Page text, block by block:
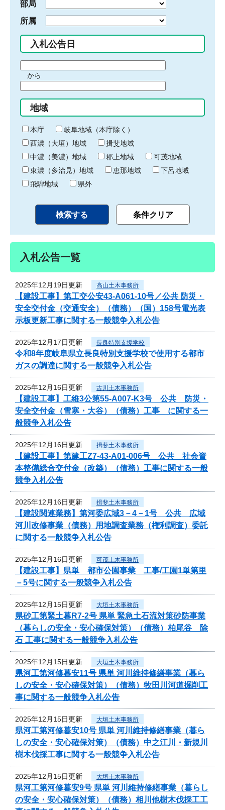
部局
所属
入札公告日
間
始
り
から
間
終
わ
り
地域
本庁
岐阜地域（本庁除く）
西濃（大垣）地域
揖斐地域
中濃（美濃）地域
郡上地域
可茂地域
東濃（多治見）地域
恵那地域
下呂地域
飛騨地域
県外
入札公告一覧
2025年12月19日更新 高山土木事務所
【建設工事】第工交公安43-A061-10号／公共 防災・
安全交付金（交通安全）（債務）（国）158号電光表
示板更新工事に関する一般競争入札公告
2025年12月17日更新 長良特別支援学校
令和8年度岐阜県立長良特別支援学校で使用する都市
ガスの調達に関する一般競争入札公告
2025年12月16日更新 古川土木事務所
【建設工事】工維3公第55-A007-K3号 公共 防災・
安全交付金（雪寒・大谷）（債務）工事 に関する一
般競争入札公告
2025年12月16日更新 揖斐土木事務所
【建設工事】第建工Z7-43-A01-006号 公共 社会資
本整備総合交付金（改築）（債務）工事に関する一般
競争入札公告
2025年12月16日更新 揖斐土木事務所
【建設関連業務】第河委広域3－4－1号 公共 広域
河川改修事業（債務）用地調査業務（権利調査）委託
に関する一般競争入札公告
2025年12月16日更新 可茂土木事務所
【建設工事】県単 都市公園事業 工事/工園1単第里
－5号に関する一般競争入札公告
2025年12月15日更新 大垣土木事務所
県砂工第緊土暮R7-2号 県単 緊急土石流対策砂防事業
（暮らしの安全・安心確保対策）（債務）柏尾谷 除
石 工事に関する一般競争入札公告
2025年12月15日更新 大垣土木事務所
県河工第河修暮安11号 県単 河川維持修繕事業（暮ら
しの安全・安心確保対策）（債務）牧田川河道掘削工
事に関する一般競争入札公告
2025年12月15日更新 大垣土木事務所
県河工第河修暮安10号 県単 河川維持修繕事業（暮ら
しの安全・安心確保対策）（債務）中之江川・新規川
樹木伐採工事に関する一般競争入札公告
2025年12月15日更新 大垣土木事務所
県河工第河修暮安9号 県単 河川維持修繕事業（暮らし
の安全・安心確保対策）（債務）相川他樹木伐採工工